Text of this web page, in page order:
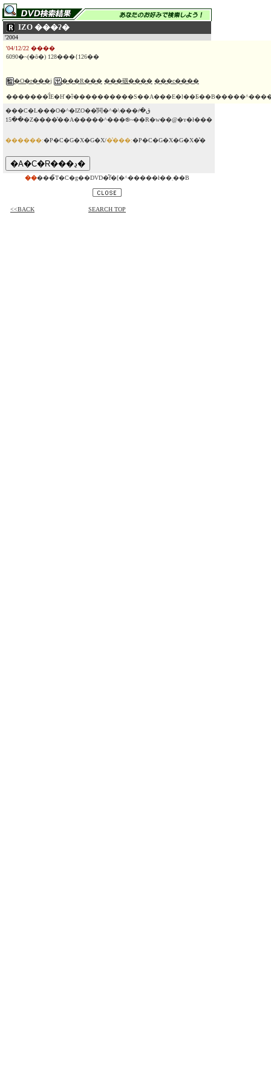
IZO ���ʔ�
'2004
'04/12/22 ����
6090�~(�ō�) 128���{126��
�O�r���j ���R��� ���䂩���� ���c����
���C�L���O�^�IZO��̔閧�^�\���҂ق�
��15�Ζ����̔��A�����^���֎~��R�w��@�ʏ�ł���
������:�P�C�G�X�G�X/�̔���:�P�C�G�X�G�X�̔�
�� ���̃T�C�g��DVD�̂݃f�[�^�����ł��܂��B
<<BACK SEARCH TOP